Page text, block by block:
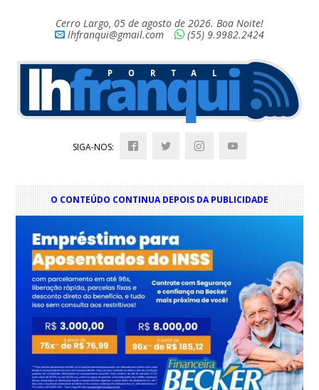
Cerro Largo, 05 de agosto de 2026. Boa Noite!
lhfranqui@gmail.com
(55) 9.9982.2424
SIGA-NOS:
O CONTEÚDO CONTINUA DEPOIS DA PUBLICIDADE